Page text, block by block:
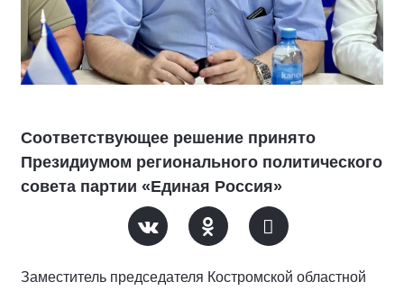
Соответствующее решение принято
Президиумом регионального политического
совета партии «Единая Россия»
Заместитель председателя Костромской областной